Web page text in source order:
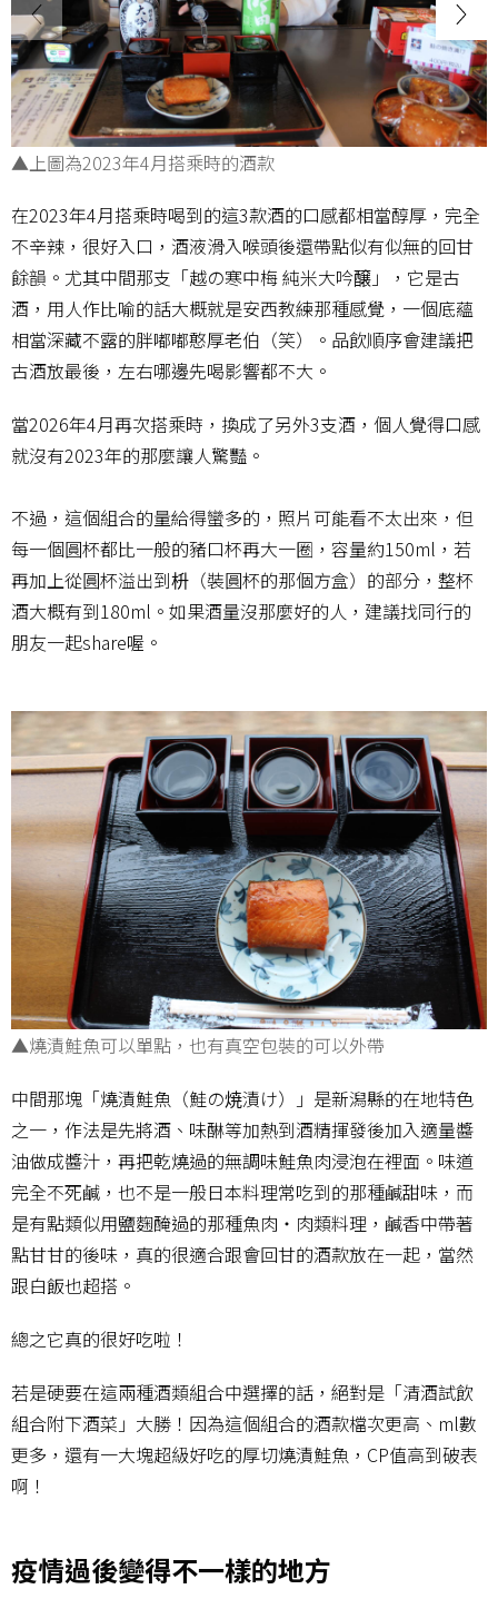
▲上圖為2023年4月搭乘時的酒款
在2023年4月搭乘時喝到的這3款酒的口感都相當醇厚，完全
不辛辣，很好入口，酒液滑入喉頭後還帶點似有似無的回甘
餘韻。尤其中間那支「越の寒中梅 純米大吟醸」，它是古
酒，用人作比喻的話大概就是安西教練那種感覺，一個底蘊
相當深藏不露的胖嘟嘟憨厚老伯（笑）。品飲順序會建議把
古酒放最後，左右哪邊先喝影響都不大。
當2026年4月再次搭乘時，換成了另外3支酒，個人覺得口感
就沒有2023年的那麼讓人驚豔。
不過，這個組合的量給得蠻多的，照片可能看不太出來，但
每一個圓杯都比一般的豬口杯再大一圈，容量約150ml，若
再加上從圓杯溢出到枡（裝圓杯的那個方盒）的部分，整杯
酒大概有到180ml。如果酒量沒那麼好的人，建議找同行的
朋友一起share喔。
▲燒漬鮭魚可以單點，也有真空包裝的可以外帶
中間那塊「燒漬鮭魚（鮭の焼漬け）」是新潟縣的在地特色
之一，作法是先將酒、味醂等加熱到酒精揮發後加入適量醬
油做成醬汁，再把乾燒過的無調味鮭魚肉浸泡在裡面。味道
完全不死鹹，也不是一般日本料理常吃到的那種鹹甜味，而
是有點類似用鹽麴醃過的那種魚肉‧肉類料理，鹹香中帶著
點甘甘的後味，真的很適合跟會回甘的酒款放在一起，當然
跟白飯也超搭。
總之它真的很好吃啦！
若是硬要在這兩種酒類組合中選擇的話，絕對是「清酒試飲
組合附下酒菜」大勝！因為這個組合的酒款檔次更高、ml數
更多，還有一大塊超級好吃的厚切燒漬鮭魚，CP值高到破表
啊！
疫情過後變得不一樣的地方